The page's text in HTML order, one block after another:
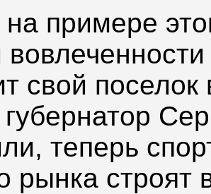
примере
свой
губернатор
теперь
рынка строят